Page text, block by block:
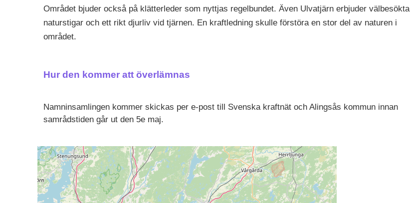
Området bjuder också på klätterleder som nyttjas regelbundet. Även Ulvatjärn erbjuder välbesökta
naturstigar och ett rikt djurliv vid tjärnen. En kraftledning skulle förstöra en stor del av naturen i
området.
Hur den kommer att överlämnas
Namninsamlingen kommer skickas per e-post till Svenska kraftnät och Alingsås kommun innan
samrådstiden går ut den 5e maj.